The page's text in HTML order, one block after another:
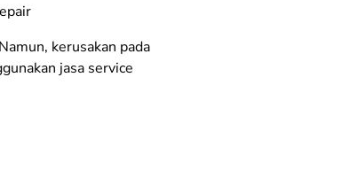
kerusakan pada
jasa service